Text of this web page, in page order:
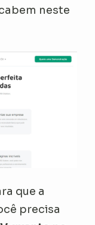
neste
que a
precisa